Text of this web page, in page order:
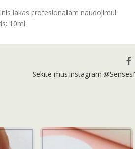
lakas profesionaliam naudojimui
10ml
Sekite mus instagram